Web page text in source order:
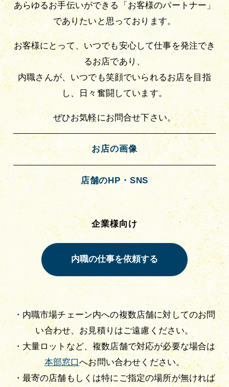
あらゆるお手伝いができる「お客様のパートナー」
でありたいと思っております。
お客様にとって、いつでも安心して仕事を発注でき
るお店であり、
内職さんが、いつでも笑顔でいられるお店を目指
し、日々奮闘しています。
ぜひお気軽にお問合せ下さい。
お店の画像
店舗のHP・SNS
企業様向け
・内職市場チェーン内への複数店舗に対してのお問
い合わせ、お見積りはご遠慮ください。
・大量ロットなど、複数店舗で対応が必要な場合は
本部窓口へお問い合わせください。
・最寄の店舗もしくは特にご指定の場所が無ければ